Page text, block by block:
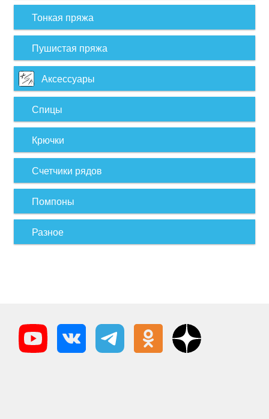
Тонкая пряжа
Пушистая пряжа
Аксессуары
Спицы
Крючки
Счетчики рядов
Помпоны
Разное